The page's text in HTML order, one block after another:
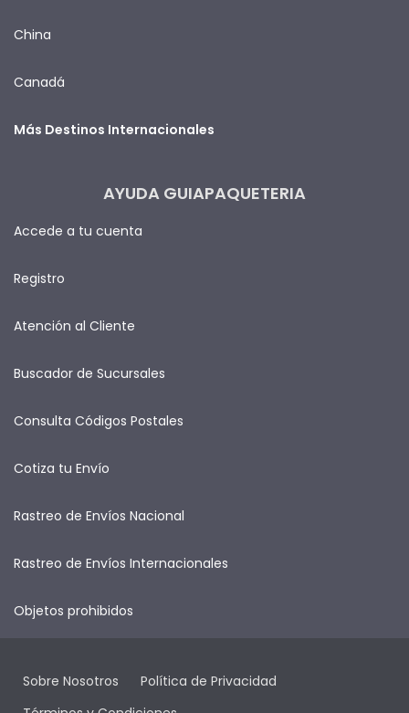
China
Canadá
Más Destinos Internacionales
AYUDA GUIAPAQUETERIA
Accede a tu cuenta
Registro
Atención al Cliente
Buscador de Sucursales
Consulta Códigos Postales
Cotiza tu Envío
Rastreo de Envíos Nacional
Rastreo de Envíos Internacionales
Objetos prohibidos
Sobre Nosotros
Política de Privacidad